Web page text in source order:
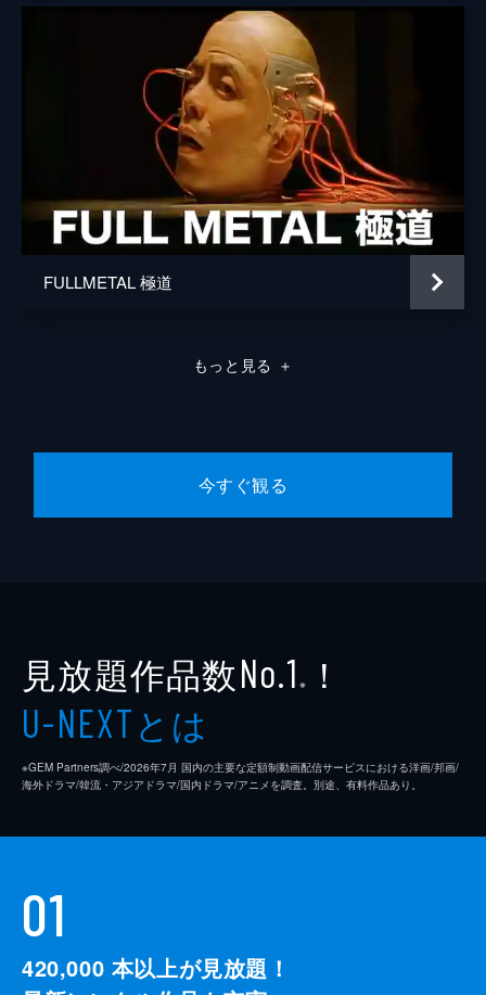
FULLMETAL 極道
もっと見る ＋
今すぐ観る
見放題作品数No.1 ※ ！
U-NEXTとは
※GEM Partners調べ/2026年7⽉ 国内の主要な定額制動画配信サービスにおける洋画/邦画/
海外ドラマ/韓流・アジアドラマ/国内ドラマ/アニメを調査。別途、有料作品あり。
01
420,000 本以上が見放題！